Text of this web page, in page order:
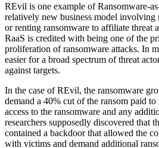
REvil is one example of Ransomware-
relatively new business model involving
or renting ransomware to affiliate threat
RaaS is credited with being one of the
proliferation of ransomware attacks. In
easier for a broad spectrum of threat
against targets.
In the case of REvil, the ransomware
demand a 40% cut of the ransom paid
access to the ransomware and any
researchers supposedly discovered that
contained a backdoor that allowed the
with victims and demand additional